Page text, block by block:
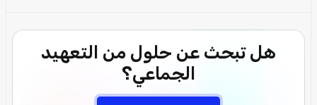
هل تبحث عن حلول من التعهيد
الجماعي؟